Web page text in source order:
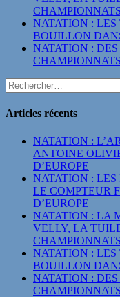
NATATION :
BOUILLON
NATATION :
Rechercher :
Articles récents
NATATION :
ANTOINE
D’EUROPE
NATATION :
LE COMPTEUR
D’EUROPE
NATATION : LA
VELLY, LA
NATATION :
BOUILLON
NATATION :